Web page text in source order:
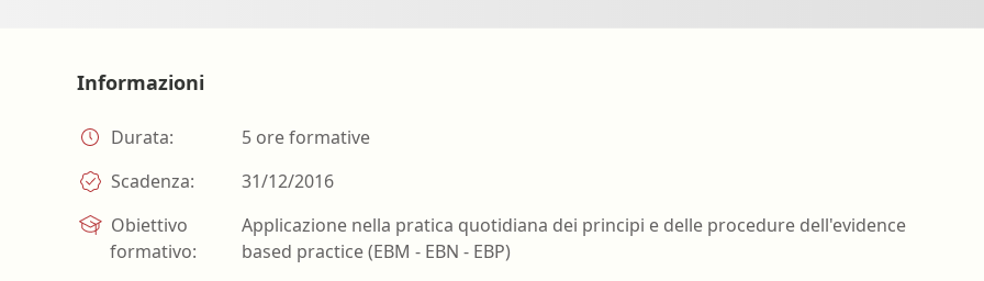
Fisico
Fisioterapista
Igienista dentale
Ortottista/assistente di oftalmologia
Informazioni
Durata:
5 ore formative
Scadenza:
31/12/2016
Obiettivo
formativo:
Applicazione nella pratica quotidiana dei principi e delle procedure dell'evidence
based practice (EBM - EBN - EBP)